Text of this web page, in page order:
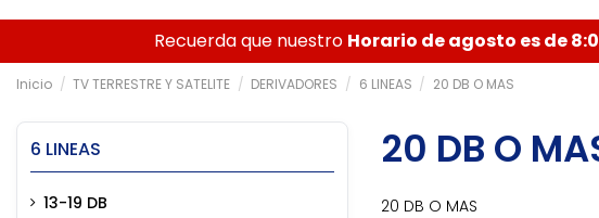
Recuerda que nuestro Horario de agosto es de
Inicio TV TERRESTRE Y SATELITE DERIVADORES 6 LINEAS 20 DB O MAS
20 DB O
20 DB O MAS
6 LINEAS
13-19 DB